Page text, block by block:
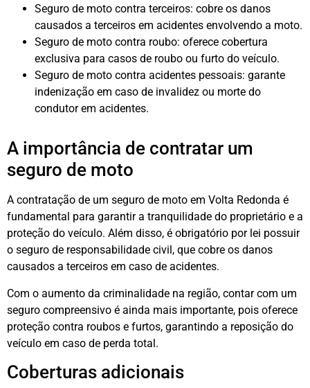
Seguro de moto contra terceiros: cobre os danos
causados a terceiros em acidentes envolvendo a moto.
Seguro de moto contra roubo: oferece cobertura
exclusiva para casos de roubo ou furto do veículo.
Seguro de moto contra acidentes pessoais: garante
indenização em caso de invalidez ou morte do
condutor em acidentes.
A importância de contratar um
seguro de moto
A contratação de um seguro de moto em Volta Redonda é
fundamental para garantir a tranquilidade do proprietário e a
proteção do veículo. Além disso, é obrigatório por lei possuir
o seguro de responsabilidade civil, que cobre os danos
causados a terceiros em caso de acidentes.
Com o aumento da criminalidade na região, contar com um
seguro compreensivo é ainda mais importante, pois oferece
proteção contra roubos e furtos, garantindo a reposição do
veículo em caso de perda total.
Coberturas adicionais